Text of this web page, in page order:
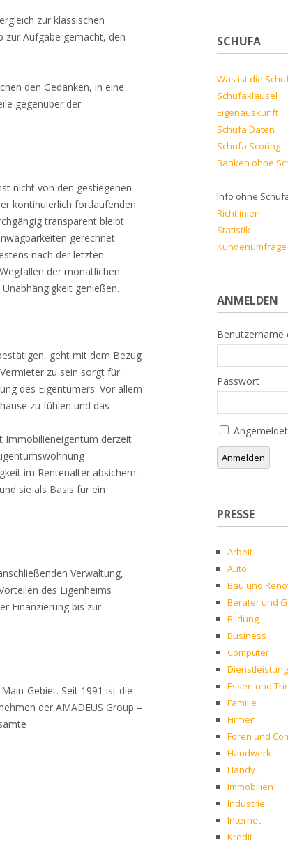
zur klassischen
zur Aufgabe gemacht, den
den Gedanken, in eine
gegenüber der
nicht von den gestiegenen
kontinuierlich fortlaufenden
transparent bleibt
gerechnet
nach der letzten
der monatlichen
genießen.
geht mit dem Bezug
zu sein sorgt für
des Eigentümers. Vor allem
zu fühlen und das
Immobilieneigentum derzeit
im Rentenalter absichern.
sie als Basis für ein
Verwaltung,
des Eigenheims
Finanzierung bis zur
Gebiet. Seit 1991 ist die
der AMADEUS Group –
SCHUFA
Was ist die
Schufaklausel
Eigenauskunft
Schufa Daten
Schufa Scoring
Banken ohne
Info ohne
Richtlinien
Statistik
Kundenumfrage
ANMELDEN
Benutzername
Passwort
Anmelden
PRESSE
Arbeit
Auto
Bau und
Berater und
Bildung
Business
Computer
Essen und
Familie
Firmen
Foren und
Handwerk
Handy
Immobilien
Industrie
Internet
Kredit